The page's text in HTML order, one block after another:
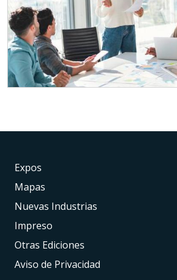
Expos
Mapas
Nuevas Industrias
Impreso
Otras Ediciones
Aviso de Privacidad